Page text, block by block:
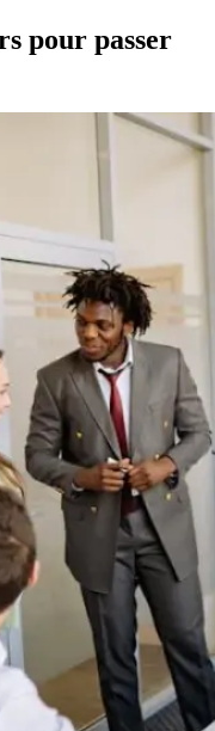
pour passer